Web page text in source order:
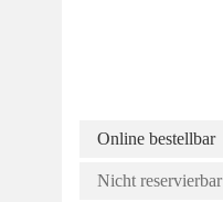
Online bestellbar
Nicht reservierbar